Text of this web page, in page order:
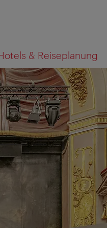
& Reiseplanung
SUCHEN